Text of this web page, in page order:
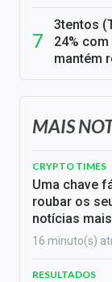
3tentos
24%
mantém
MAIS
CRYPTO TIMES
Uma chave
roubar os
notícias
16 minuto(s)
RESULTADOS